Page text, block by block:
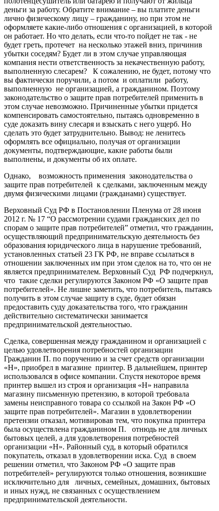
деньги за работу. Обратите внимание – вы платите деньги
лично физическому лицу – гражданину, но при этом не
оформляете какие-либо отношения с организацией, в которой
он работает. Но что делать, если что-то пойдет не так - не
будет греть, протечет на несколько этажей вниз, причинив
убытки соседям? Будет ли в этом случае управляющая
компания нести ответственность за некачественную работу,
выполненную слесарем? К сожалению, не будет, потому что
вы фактически поручили, а потом и оплатили работу,
выполненную не организацией, а гражданином. Поэтому
законодательство о защите прав потребителей применить в
этом случае невозможно. Причиненные убытки придется
компенсировать самостоятельно, пытаясь одновременно в
суде доказать вину слесаря и взыскать с него ущерб. Но
сделать это будет затруднительно. Вывод: не ленитесь
оформлять все официально, получая от организации
документы, подтверждающие, какие работы были
выполнены, и документы об их оплате.
Однако, возможность применения законодательства о
защите прав потребителей к сделками, заключенным между
двумя физическими лицами (гражданами) существует.
Верховный Суд РФ в Постановлении Пленума от 28 июня
2012 г. № 17 “О рассмотрении судами гражданских дел по
спорам о защите прав потребителей” отметил, что гражданин,
осуществляющий предпринимательскую деятельность без
образования юридического лица в нарушение требований,
установленных статьей 23 ГК РФ, не вправе ссылаться в
отношении заключенных им при этом сделок на то, что он не
является предпринимателем. Верховный Суд РФ подчеркнул,
что такие сделки регулируются Законом РФ «О защите прав
потребителей». Не лишне заметить, что потребитель, пытаясь
получить в этом случае защиту в суде, будет обязан
предоставить суду доказательства того, что гражданин
действительно систематически занимается
предпринимательской деятельностью.
Сделка, совершенная между гражданином и организацией с
целью удовлетворения потребностей организации
Гражданин П. по поручению и за счет средств организации
«Н», приобрел в магазине принтер. В дальнейшем, принтер
использовался в офисе компании. Спустя некоторое время
принтер вышел из строя и организация «Н» направила
магазину письменную претензию, в которой требовала
замены неисправного товара со ссылкой на Закон РФ «О
защите прав потребителей». Магазин в удовлетворении
претензии отказал, мотивировав тем, что покупка принтера
была осуществлена гражданином П. отнюдь не для личных
бытовых целей, а для удовлетворения потребностей
организации «Н». Районный суд, в который обратился
покупатель, отказал в удовлетворении иска. Суд в своем
решении отметил, что Законом РФ «О защите прав
потребителей» регулируются только отношения, возникшие
исключительно для личных, семейных, домашних, бытовых
и иных нужд, не связанных с осуществлением
предпринимательской деятельности.